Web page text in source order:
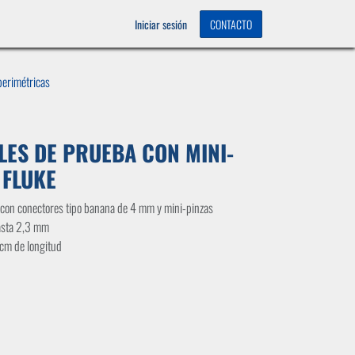
Iniciar sesión CONTACTO
DE PRUEBA CON MINI-
conectores tipo banana de 4 mm y mini-pinzas
2,3 mm
de longitud